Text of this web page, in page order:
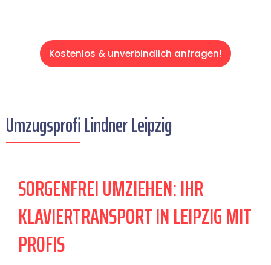
Kostenlos & unverbindlich anfragen!
Umzugsprofi Lindner Leipzig
SORGENFREI UMZIEHEN: IHR
KLAVIERTRANSPORT IN LEIPZIG MIT
PROFIS